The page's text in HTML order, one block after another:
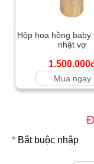
Hộp hoa hồng baby
nhật vợ
Mua ngay
* Bắt buộc nhập